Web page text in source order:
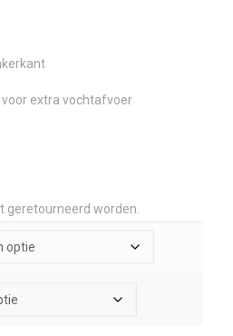
extra vochtafvoer
geretourneerd worden.